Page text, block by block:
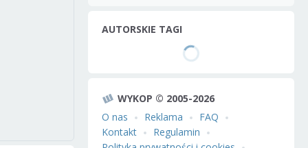
AUTORSKIE TAGI
WYKOP © 2005-2026
O nas
Reklama
FAQ
Kontakt
Regulamin